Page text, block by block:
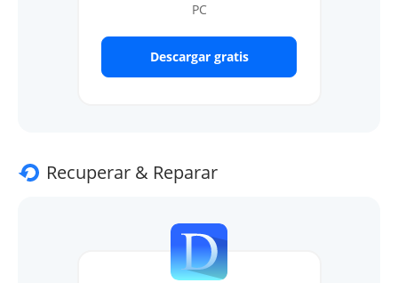
PC
Descargar gratis
Recuperar & Reparar